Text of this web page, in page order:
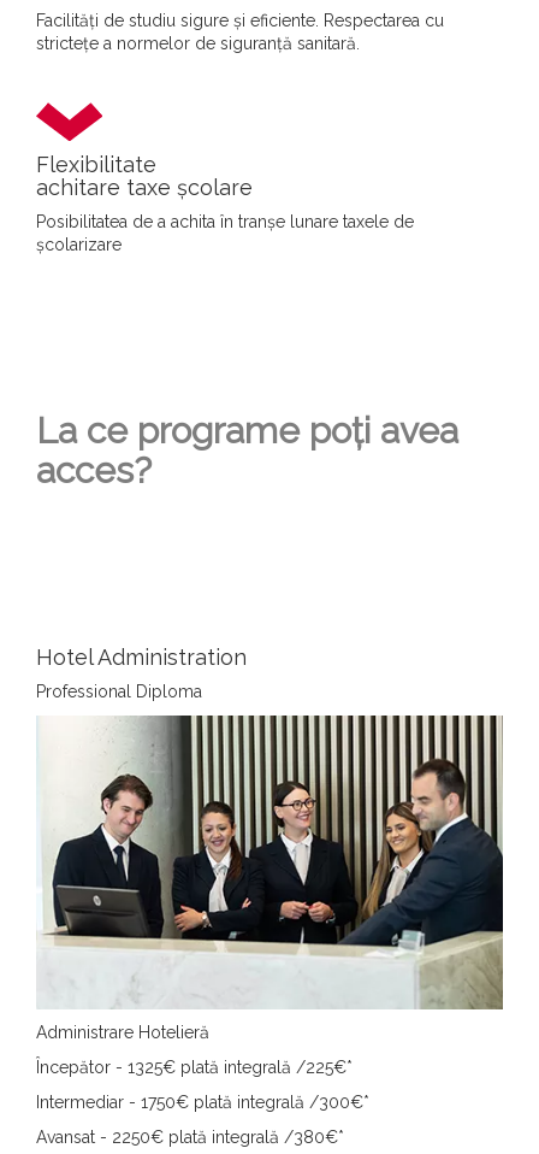
Facilități de studiu sigure și eficiente. Respectarea cu
strictețe a normelor de siguranță sanitară.
Flexibilitate
achitare taxe școlare
Posibilitatea de a achita în tranșe lunare taxele de
școlarizare
La ce programe poți avea
acces?
Hotel Administration
Professional Diploma
Administrare Hotelieră
Începător - 1325€ plată integrală /225€*
Intermediar - 1750€ plată integrală /300€*
Avansat - 2250€ plată integrală /380€*